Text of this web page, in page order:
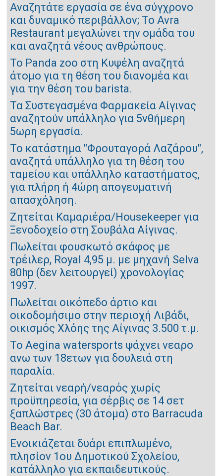
Αναζητάτε εργασία σε ένα σύγχρονο
και δυναμικό περιβάλλον; Το Avra
Restaurant μεγαλώνει την ομάδα του
και αναζητά νέους ανθρώπους.
Το Panda zoo στη Kυψέλη αναζητά
άτομο για τη θέση του διανομέα και
για την θέση του barista.
Τα Συστεγασμένα Φαρμακεία Αίγινας
αναζητούν υπάλληλο για 5νθήμερη
5ωρη εργασία.
Το κατάστημα "Φρουταγορά Λαζάρου",
αναζητά υπάλληλο για τη θέση του
ταμείου και υπάλληλο καταστήματος,
για πλήρη ή 4ώρη απογευματινή
απασχόληση.
Ζητείται Καμαριέρα/Housekeeper για
Ξενοδοχείο στη Σουβάλα Αίγινας.
Πωλείται φουσκωτό σκάφος με
τρέιλερ, Royal 4,95 μ. με μηχανή Selva
80hp (δεν λειτουργεί) χρονολογίας
1997.
Πωλείται οικόπεδο άρτιο και
οικοδομήσιμο στην περιοχή Λιβάδι,
οικισμός Χλόης της Αίγινας 3.500 τ.μ.
Το Aegina watersports ψάχνει νεαρο
ανω των 18ετων για δουλειά στη
παραλία.
Ζητείται νεαρή/νεαρός χωρίς
προϋπηρεσία, για σέρβις σε 14 σετ
ξαπλώστρες (30 άτομα) στο Barracuda
Beach Bar.
Ενοικιάζεται δυάρι επιπλωμένο,
πλησίον 1ου Δημοτικού Σχολείου,
κατάλληλο για εκπαιδευτικούς.